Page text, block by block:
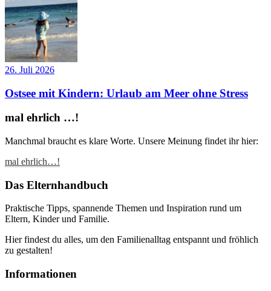
26. Juli 2026
Ostsee mit Kindern: Urlaub am Meer ohne Stress
mal ehrlich …!
Manchmal braucht es klare Worte. Unsere Meinung findet ihr hier:
mal ehrlich…!
Das Elternhandbuch
Praktische Tipps, spannende Themen und Inspiration rund um
Eltern, Kinder und Familie.
Hier findest du alles, um den Familienalltag entspannt und fröhlich
zu gestalten!
Informationen